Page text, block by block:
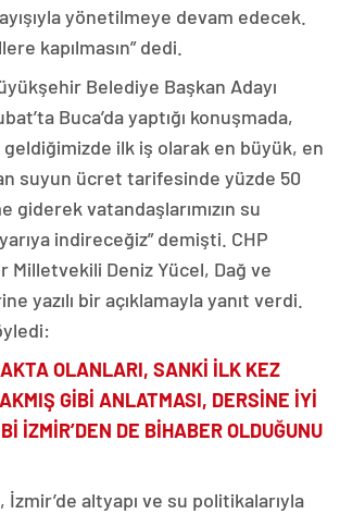
yönetilmeye devam edecek.
kapılmasın” dedi.
Belediye Başkan Adayı
Buca’da yaptığı konuşmada,
geldiğimizde ilk iş olarak en büyük, en
suyun ücret tarifesinde yüzde 50
giderek vatandaşlarımızın su
indireceğiz” demişti. CHP
Milletvekili Deniz Yücel, Dağ ve
yazılı bir açıklamayla yanıt verdi.
OLANLARI, SANKİ İLK KEZ
GİBİ ANLATMASI, DERSİNE İYİ
İZMİR’DEN DE BİHABER OLDUĞUNU
İzmir’de altyapı ve su politikalarıyla